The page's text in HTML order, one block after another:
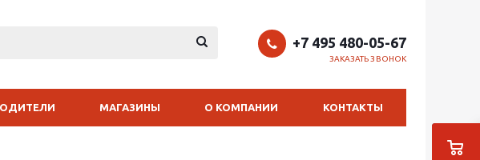
+7 495 480-05-67
ЗАКАЗАТЬ ЗВОНОК
МАГАЗИНЫ О КОМПАНИИ КОНТАКТЫ